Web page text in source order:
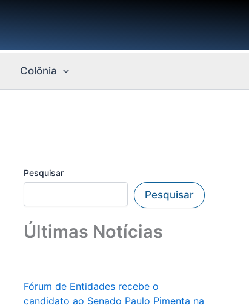
Colônia
Pesquisar
Pesquisar
Últimas Notícias
Fórum de Entidades recebe o
candidato ao Senado Paulo Pimenta na